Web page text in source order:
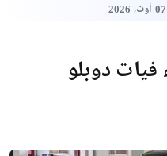
07 أوت, 2026
دوبلو